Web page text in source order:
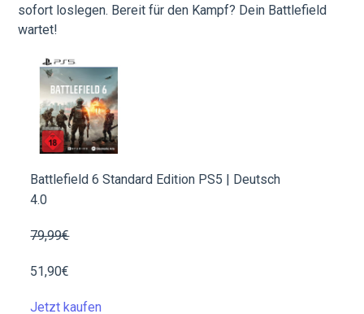
sofort loslegen. Bereit für den Kampf? Dein Battlefield
wartet!
Battlefield 6 Standard Edition PS5 | Deutsch
4.0
79,99€
51,90€
Jetzt kaufen